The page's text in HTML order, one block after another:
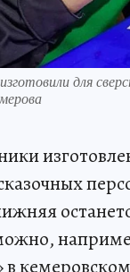
для
в